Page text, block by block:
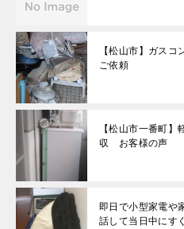
【松山市】ガス
ご依頼
【松山市一番町
収 お客様の声
即日で小型家電や
話して当日中にす